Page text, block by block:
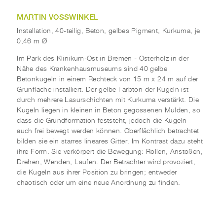
MARTIN VOSSWINKEL
Installation, 40-teilig, Beton, gelbes Pigment, Kurkuma, je
0,46 m Ø
Im Park des Klinikum-Ost in Bremen - Osterholz in der
Nähe des Krankenhausmuseums sind 40 gelbe
Betonkugeln in einem Rechteck von 15 m x 24 m auf der
Grünfläche installiert. Der gelbe Farbton der Kugeln ist
durch mehrere Lasurschichten mit Kurkuma verstärkt. Die
Kugeln liegen in kleinen in Beton gegossenen Mulden, so
dass die Grundformation feststeht, jedoch die Kugeln
auch frei bewegt werden können. Oberflächlich betrachtet
bilden sie ein starres lineares Gitter. Im Kontrast dazu steht
ihre Form. Sie verkörpert die Bewegung: Rollen, Anstoßen,
Drehen, Wenden, Laufen. Der Betrachter wird provoziert,
die Kugeln aus ihrer Position zu bringen; entweder
chaotisch oder um eine neue Anordnung zu finden.